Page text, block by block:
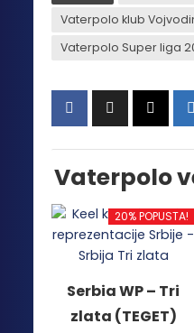
Vaterpolo klub
Vaterpolo Super liga
Vaterpolo
20% POPUSTA!
Serbia WP – Tri
zlata (TEGET)